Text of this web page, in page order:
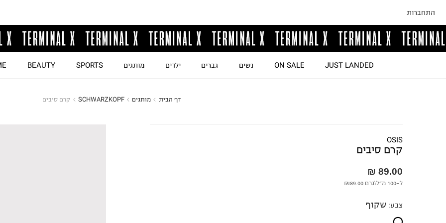
התחברות
JUST LANDED
ON SALE נשים גברים ילדים מותגים SPORTS
BEAUTY
דף הבית מותגים SCHWARZKOPF קרם סיבים
OSIS
קרם סיבים
89.00 ₪
₪89.00 ל-100 מ"ל\גרם
צבע: שקוף